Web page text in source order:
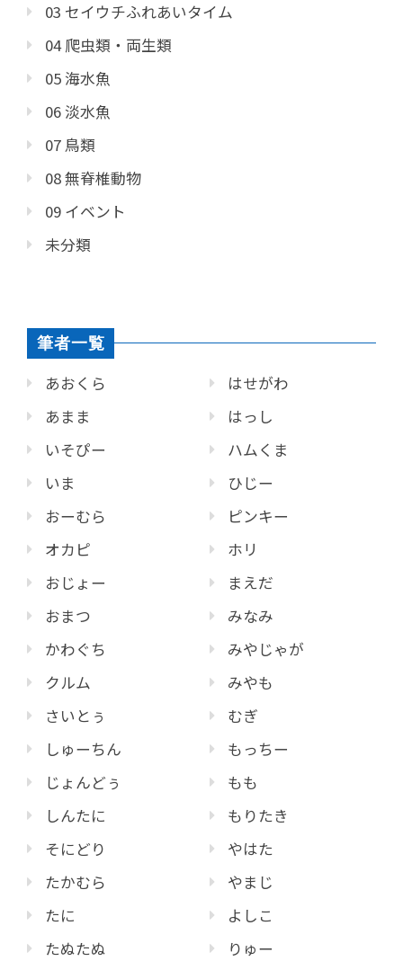
03 セイウチふれあいタイム
04 爬虫類・両生類
05 海水魚
06 淡水魚
07 鳥類
08 無脊椎動物
09 イベント
未分類
筆者一覧
あおくら
あまま
いそぴー
いま
おーむら
オカピ
おじょー
おまつ
かわぐち
クルム
さいとぅ
しゅーちん
じょんどぅ
しんたに
そにどり
たかむら
たに
たぬたぬ
はせがわ
はっし
ハムくま
ひじー
ピンキー
ホリ
まえだ
みなみ
みやじゃが
みやも
むぎ
もっちー
もも
もりたき
やはた
やまじ
よしこ
りゅー